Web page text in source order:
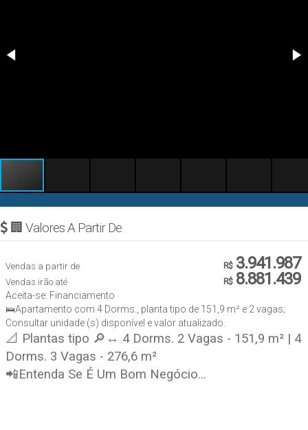
🏢 Valores A Partir De
R$3.941.987
Vendas a partir de
R$8.881.439
Vendas irão até
Aceita-se: Financiamento
🛌Apartamento com 4 Dorms., planta tipo de 151,9 m² e 2 vagas;
Consultar unidade (s) disponível e valor atualizado.
📐 Plantas tipo 🔎↔ 4 Dorms. 2 Vagas - 151,9 m² | 4
Dorms. 3 Vagas - 276,6 m²
📲Entenda Se É Um Bom Negócio...